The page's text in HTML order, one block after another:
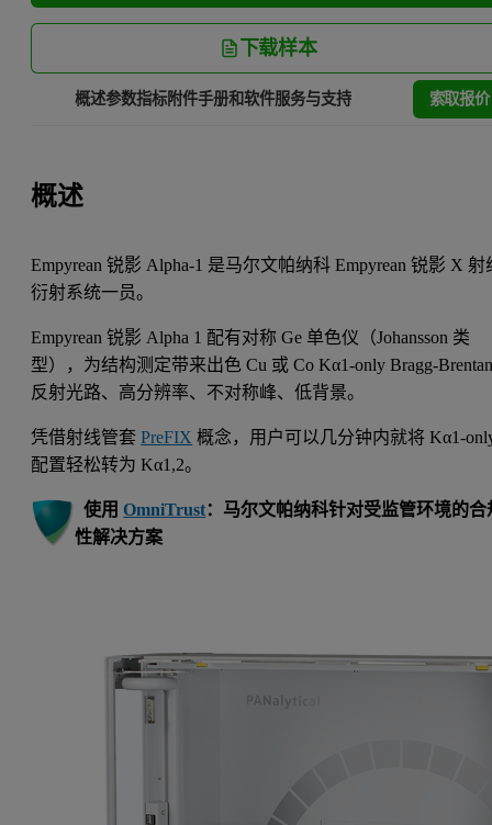
下载样本
概述参数指标附件手册和软件服务与支持 索取报价
概述
Empyrean 锐影 Alpha-1 是马尔文帕纳科 Empyrean 锐影 X 射
衍射系统一员。
Empyrean 锐影 Alpha 1 配有对称 Ge 单色仪（Johansson 类
型），为结构测定带来出色 Cu 或 Co Kα1-only Bragg-
反射光路、高分辨率、不对称峰、低背景。
凭借射线管套PreFIX 概念，用户可以几分钟内就将 Kα1-
配置轻松转为 Kα1,2。
使用OmniTrust：马尔文帕纳科针对受监管环境的合
性解决方案